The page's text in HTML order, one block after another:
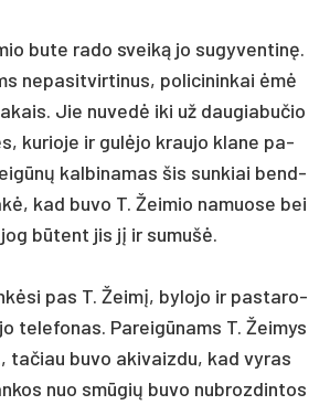
bu­te ra­do sveiką jo su­gy­ven­tinę.
ne­pa­sit­vir­ti­nus, po­li­ci­nin­kai ėmė
Jie nu­vedė iki už dau­gia­bu­čio
ku­rio­je ir gulė­jo krau­jo kla­ne pa­
kal­bi­na­mas šis sun­kiai bend­
kad bu­vo T. Žei­mio na­muo­se bei
būtent jis jį ir su­mušė.
pas T. Žeimį, by­lo­jo ir pa­sta­ro­
te­le­fo­nas. Pa­reigū­nams T. Žei­mys
ta­čiau bu­vo aki­vaiz­du, kad vy­ras
nuo smūgių bu­vo nu­broz­din­tos